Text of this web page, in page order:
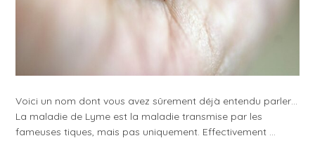
Voici un nom dont vous avez sûrement déjà entendu parler…
La maladie de Lyme est la maladie transmise par les
fameuses tiques, mais pas uniquement. Effectivement …